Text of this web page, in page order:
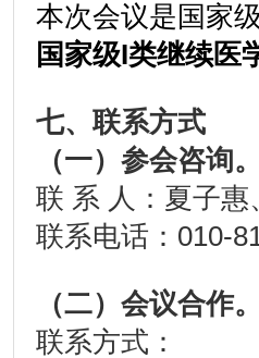
本次会议是国家
国家级I类继续医
七、 联系方式
（一）参会咨询。
联 系 人：夏子惠
联系电话：010-
（二）会议合作。
联系方式：